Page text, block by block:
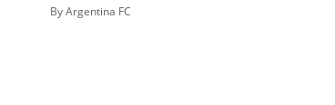
ByArgentina FC